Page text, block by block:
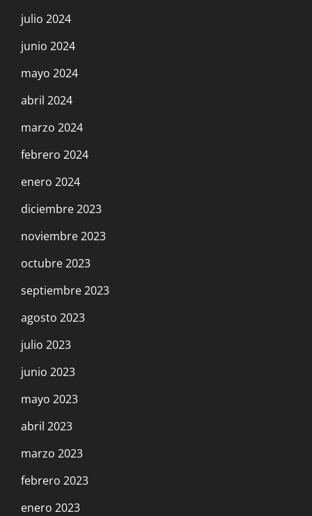
julio 2024
junio 2024
mayo 2024
abril 2024
marzo 2024
febrero 2024
enero 2024
diciembre 2023
noviembre 2023
octubre 2023
septiembre 2023
agosto 2023
julio 2023
junio 2023
mayo 2023
abril 2023
marzo 2023
febrero 2023
enero 2023